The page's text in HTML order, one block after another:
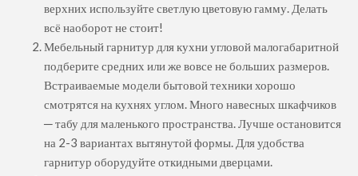
верхних используйте светлую цветовую гамму. Делать
всё наоборот не стоит!
Мебельный гарнитур для кухни угловой малогабаритной
подберите средних или же вовсе не больших размеров.
Встраиваемые модели бытовой техники хорошо
смотрятся на кухнях углом. Много навесных шкафчиков
─ табу для маленького пространства. Лучше остановится
на 2-3 вариантах вытянутой формы. Для удобства
гарнитур оборудуйте откидными дверцами.